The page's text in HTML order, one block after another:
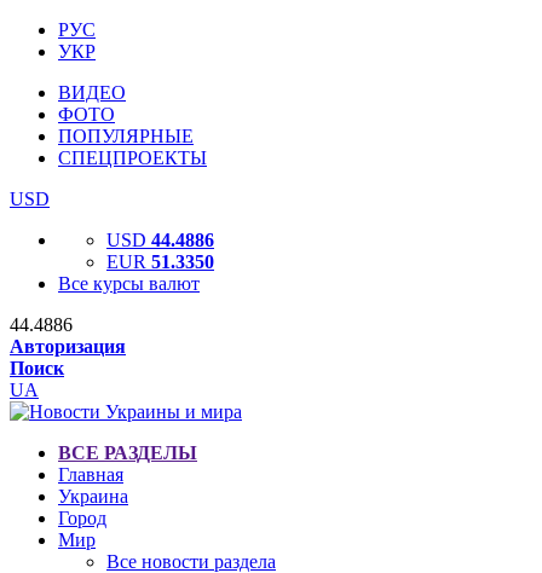
РУС
УКР
ВИДЕО
ФОТО
ПОПУЛЯРНЫЕ
СПЕЦПРОЕКТЫ
USD
USD 44.4886
EUR 51.3350
Все курсы валют
44.4886
Авторизация
Поиск
UA
ВСЕ РАЗДЕЛЫ
Главная
Украина
Город
Мир
Все новости раздела